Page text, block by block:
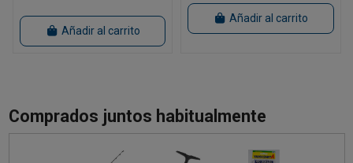
Añadir al carrito
Añadir al carrito
Comprados juntos habitualmente